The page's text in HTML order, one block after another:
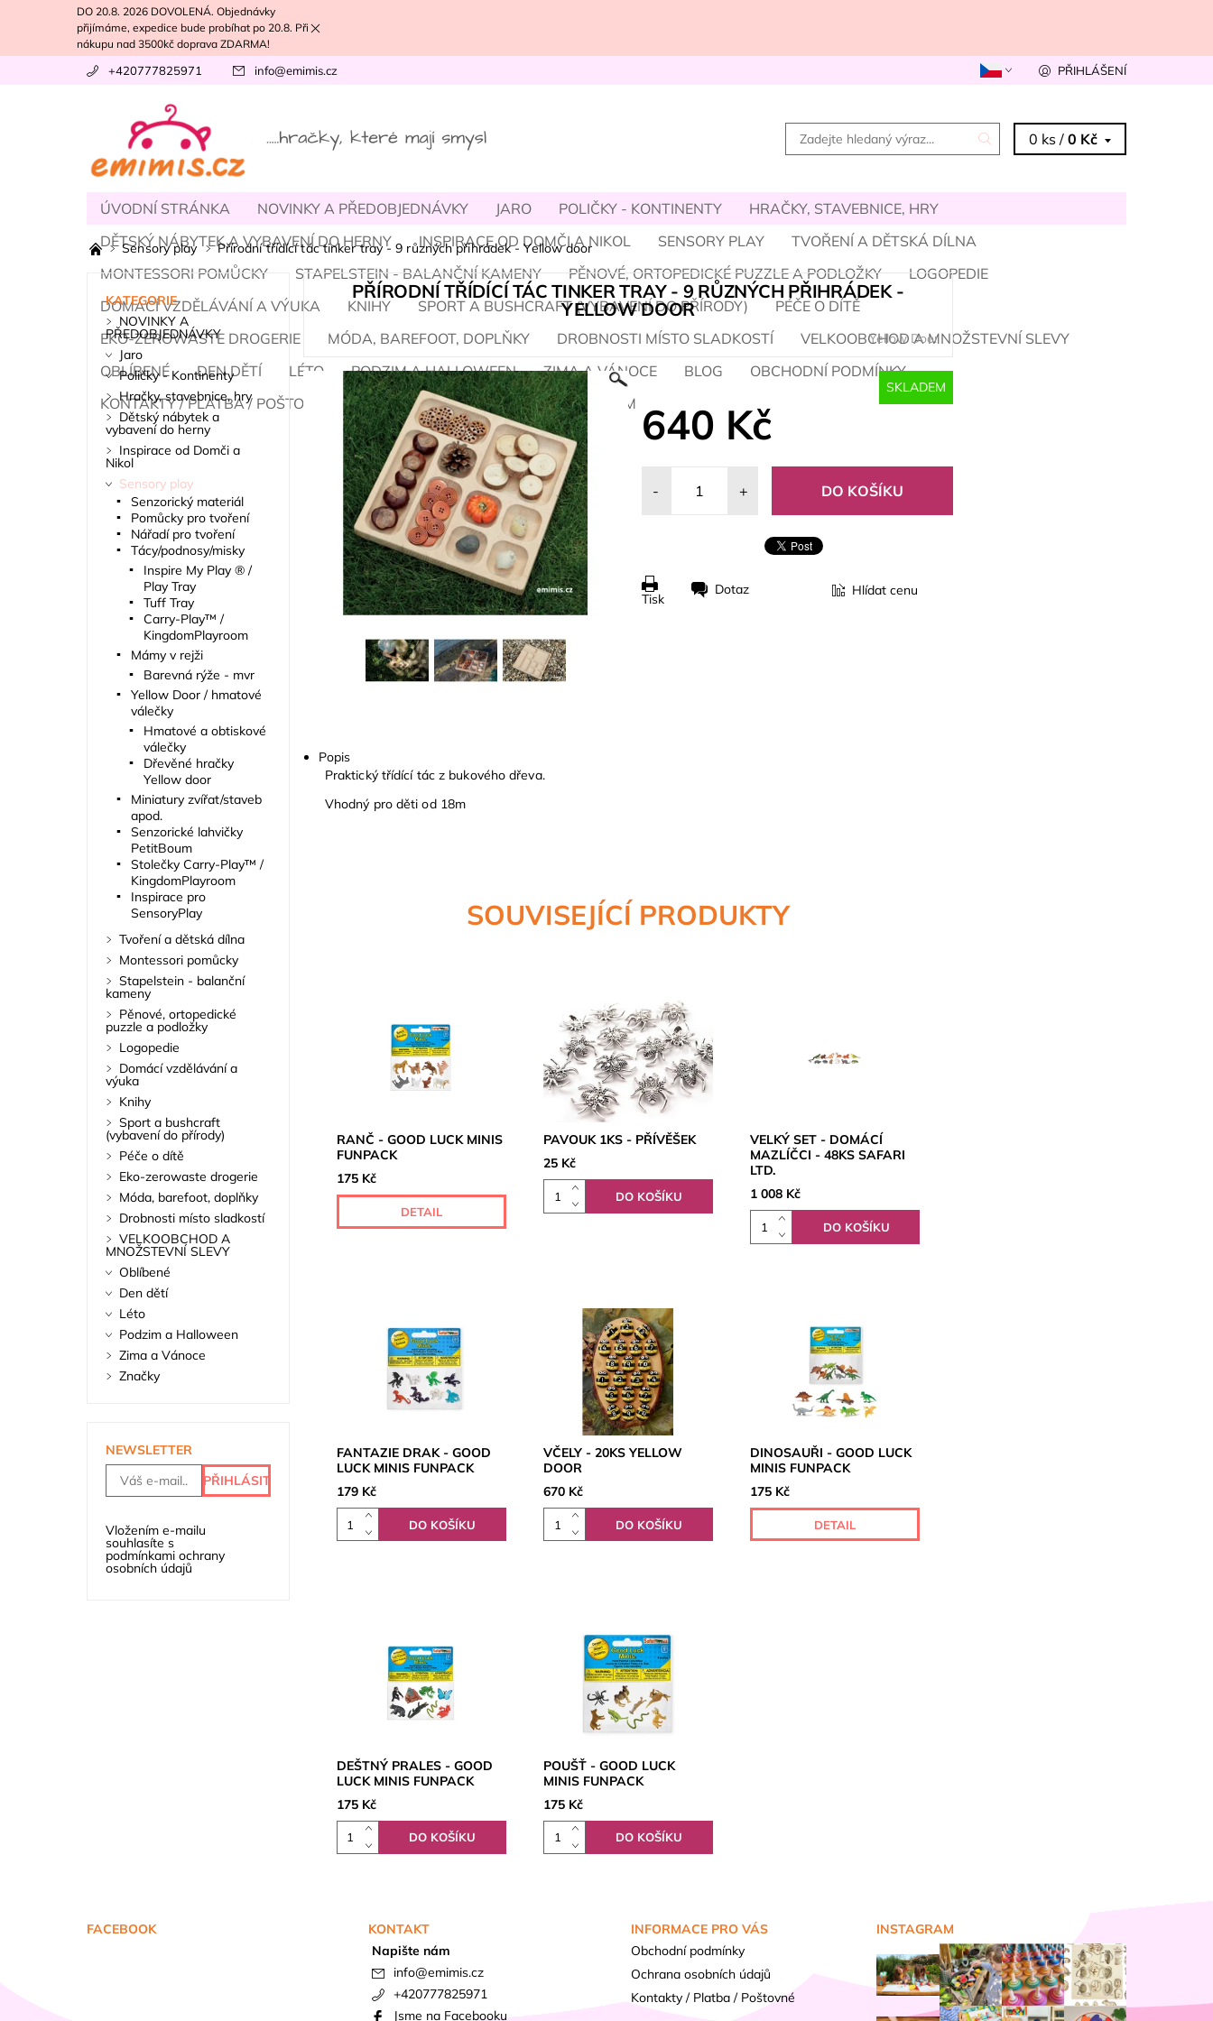
DO 20.8. 2026 DOVOLENÁ. Objednávky
přijímáme, expedice bude probíhat po 20.8. Při
nákupu nad 3500kč doprava ZDARMA!
+420777825971 info@emimis.cz PŘIHLÁŠENÍ
0 ks /0 Kč
ÚVODNÍ STRÁNKA NOVINKY A PŘEDOBJEDNÁVKY JARO POLIČKY - KONTINENTY
HRAČKY, STAVEBNICE, HRY
DĚTSKÝ NÁBYTEK A VYBAVENÍ DO HERNY
INSPIRACE OD DOMČI A NIKOL SENSORY PLAY
TVOŘENÍ A DĚTSKÁ DÍLNA
MONTESSORI POMŮCKY
STAPELSTEIN - BALANČNÍ KAMENY PĚNOVÉ, ORTOPEDICKÉ PUZZLE A PODLOŽKY
LOGOPEDIE
DOMÁCÍ VZDĚLÁVÁNÍ A VÝUKA
KNIHY SPORT A BUSHCRAFT (VYBAVENÍ DO PŘÍRODY)
PÉČE O DÍTĚ
EKO-ZEROWASTE DROGERIE
MÓDA, BAREFOOT, DOPLŇKY DROBNOSTI MÍSTO SLADKOSTÍ
VELKOOBCHOD A MNOŽSTEVNÍ SLEVY
OBLÍBENÉ
DEN DĚTÍ LÉTO PODZIM A HALLOWEEN ZIMA A VÁNOCE BLOG
OBCHODNÍ PODMÍNKY
KONTAKTY / PLATBA / POŠTOVNÉ
NÁŠ TÝM / O NÁS PROVIZNÍ SYSTÉM
Sensory play Přírodní třídící tác tinker tray - 9 různých přihrádek - Yellow door
PŘÍRODNÍ TŘÍDÍCÍ TÁC TINKER TRAY - 9 RŮZNÝCH PŘIHRÁDEK -
YELLOW DOOR
Yellow Door
SKLADEM
640 Kč
- +
Tisk
Dotaz Hlídat cenu
Popis
Praktický třídící tác z bukového dřeva.
Vhodný pro děti od 18m
SOUVISEJÍCÍ PRODUKTY
RANČ - GOOD LUCK MINIS
FUNPACK
175 Kč
DETAIL
PAVOUK 1KS - PŘÍVĚŠEK
25 Kč
VELKÝ SET - DOMÁCÍ
MAZLÍČCI - 48KS SAFARI
LTD.
1 008 Kč
FANTAZIE DRAK - GOOD
LUCK MINIS FUNPACK
179 Kč
VČELY - 20KS YELLOW
DOOR
670 Kč
DINOSAUŘI - GOOD LUCK
MINIS FUNPACK
175 Kč
DETAIL
DEŠTNÝ PRALES - GOOD
LUCK MINIS FUNPACK
175 Kč
POUŠŤ - GOOD LUCK
MINIS FUNPACK
175 Kč
KATEGORIE
NOVINKY A
PŘEDOBJEDNÁVKY
Jaro
Poličky - Kontinenty
Hračky, stavebnice, hry
Dětský nábytek a
vybavení do herny
Inspirace od Domči a
Nikol
Sensory play
Senzorický materiál
Pomůcky pro tvoření
Nářadí pro tvoření
Tácy/podnosy/misky
Inspire My Play ® /
Play Tray
Tuff Tray
Carry-Play™ /
KingdomPlayroom
Mámy v rejži
Barevná rýže - mvr
Yellow Door / hmatové
válečky
Hmatové a obtiskové
válečky
Dřevěné hračky
Yellow door
Miniatury zvířat/staveb
apod.
Senzorické lahvičky
PetitBoum
Stolečky Carry-Play™ /
KingdomPlayroom
Inspirace pro
SensoryPlay
Tvoření a dětská dílna
Montessori pomůcky
Stapelstein - balanční
kameny
Pěnové, ortopedické
puzzle a podložky
Logopedie
Domácí vzdělávání a
výuka
Knihy
Sport a bushcraft
(vybavení do přírody)
Péče o dítě
Eko-zerowaste drogerie
Móda, barefoot, doplňky
Drobnosti místo sladkostí
VELKOOBCHOD A
MNOŽSTEVNÍ SLEVY
Oblíbené
Den dětí
Léto
Podzim a Halloween
Zima a Vánoce
Značky
NEWSLETTER
Vložením e-mailu
souhlasíte s
podmínkami ochrany
osobních údajů
FACEBOOK
KONTAKT
Napište nám
info@emimis.cz
+420777825971
Jsme na Facebooku
INFORMACE PRO VÁS
Obchodní podmínky
Ochrana osobních údajů
Kontakty / Platba / Poštovné
INSTAGRAM